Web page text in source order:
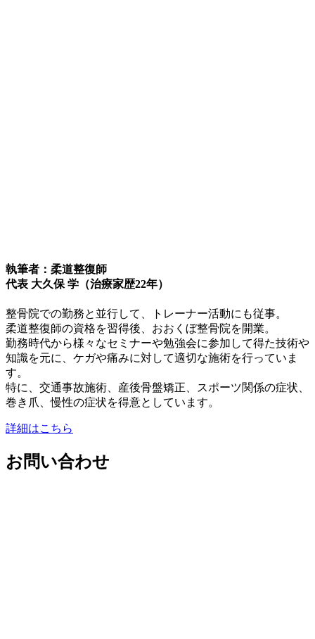
執筆者：柔道整復師
代表 大久保 学（治療家歴22年）
整骨院での勤務と並行して、トレーナー活動にも従事。
柔道整復師の資格を習得後、おおくぼ整骨院を開業。
勤務時代から様々なセミナーや勉強会に参加して得た技術や
知識を元に、ケガや痛みに対して適切な施術を行っていま
す。
特に、交通事故施術、産後骨盤矯正、スポーツ関係の症状、
巻き爪、慢性の症状を得意としています。
詳細はこちら
お問い合わせ